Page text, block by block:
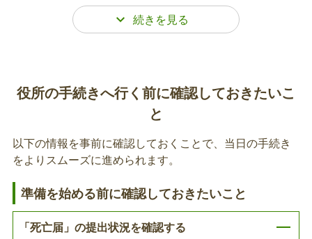
死亡者の本籍地または届出人の所在地または死亡し
た場所の市区役所・町村役場で提出をして下さい。
加入者が亡くなられた場合に葬祭費の支給が受けら
故人の後期高齢者医療資格確認書等の返納
亡くなられた方が後期高齢者医療保険に加入してい
た場合、返納が必要です。
障がい福祉
年金
税金
動産
役所の手続きへ行く前に確認しておきたいこ
と
以下の情報を事前に確認しておくことで、当日の手続き
をよりスムーズに進められます。
準備を始める前に確認しておきたいこと
「死亡届」の提出状況を確認する